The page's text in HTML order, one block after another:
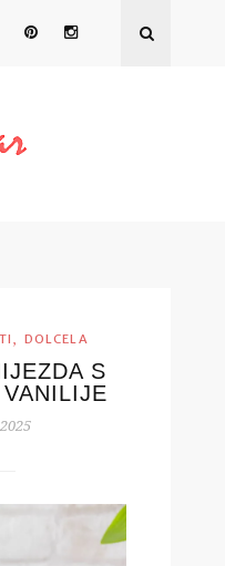
, DOLCELA
S